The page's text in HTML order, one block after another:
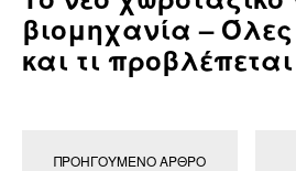
βιομηχανία –
και τι προβλέπεται
ΠΡΟΗΓΟΎΜΕΝΟ ΆΡΘΡΟ